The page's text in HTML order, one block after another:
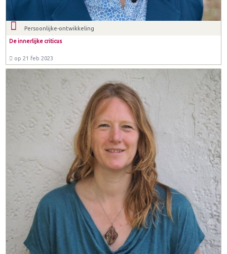
Persoonlijke-ontwikkeling
De innerlijke criticus
op 21 feb 2023